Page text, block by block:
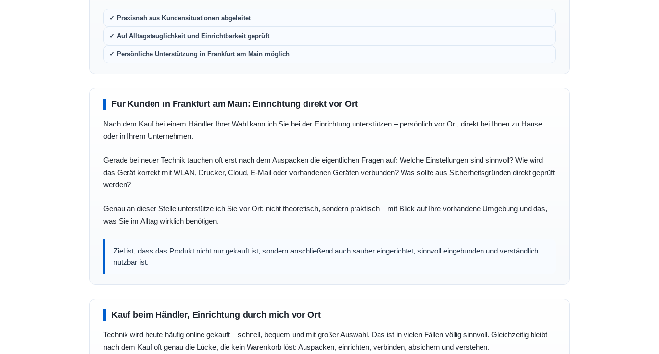
✓ Praxisnah aus Kundensituationen abgeleitet
✓ Auf Alltagstauglichkeit und Einrichtbarkeit geprüft
✓ Persönliche Unterstützung in Frankfurt am Main möglich
Für Kunden in Frankfurt am Main: Einrichtung direkt vor Ort
Nach dem Kauf bei einem Händler Ihrer Wahl kann ich Sie bei der Einrichtung unterstützen – persönlich vor Ort, direkt bei Ihnen zu Hause
oder in Ihrem Unternehmen.
Gerade bei neuer Technik tauchen oft erst nach dem Auspacken die eigentlichen Fragen auf: Welche Einstellungen sind sinnvoll? Wie wird
das Gerät korrekt mit WLAN, Drucker, Cloud, E-Mail oder vorhandenen Geräten verbunden? Was sollte aus Sicherheitsgründen direkt geprüft
werden?
Genau an dieser Stelle unterstütze ich Sie vor Ort: nicht theoretisch, sondern praktisch – mit Blick auf Ihre vorhandene Umgebung und das,
was Sie im Alltag wirklich benötigen.
Ziel ist, dass das Produkt nicht nur gekauft ist, sondern anschließend auch sauber eingerichtet, sinnvoll eingebunden und verständlich
nutzbar ist.
Kauf beim Händler, Einrichtung durch mich vor Ort
Technik wird heute häufig online gekauft – schnell, bequem und mit großer Auswahl. Das ist in vielen Fällen völlig sinnvoll. Gleichzeitig bleibt
nach dem Kauf oft genau die Lücke, die kein Warenkorb löst: Auspacken, einrichten, verbinden, absichern und verstehen.